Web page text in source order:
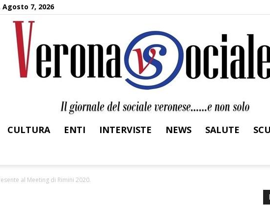
7, 2026
CULTURA ENTI INTERVISTE NEWS SALUTE
al Meeting di Rimini 2020.